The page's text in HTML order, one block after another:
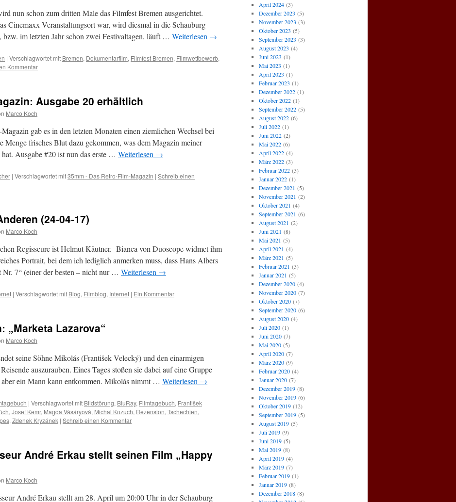
nun schon zum dritten Male das Filmfest Bremen ausgerichtet.
Cinemaxx Veranstaltungsort war, wird diesmal in die Schauburg
bzw. im letzten Jahr schon zwei Festivaltagen, läuft … Weiterlesen →
| Verschlagwortet mit Bremen, Dokumentarfilm, Filmfest Bremen, Filmwettbewerb,
Kommentar
Ausgabe 20 erhältlich
Marco Koch
gab es in den letzten Monaten einen ziemlichen Wechsel bei
Menge frisches Blut dazu gekommen, was dem Magazin meiner
Ausgabe #20 ist nun das erste … Weiterlesen →
| Verschlagwortet mit35mm - Das Retro-Film-Magazin | Schreib einen
(24-04-17)
Marco Koch
Regisseure ist Helmut Käutner. Bianca von Duoscope widmet ihm
Portrait, bei dem ich lediglich anmerken muss, dass Hans Albers
Nr. 7“ (einer der besten – nicht nur … Weiterlesen →
| Verschlagwortet mit Blog, Filmblog, Internet | Ein Kommentar
„Marketa Lazarova“
Marco Koch
seine Söhne Mikolás (František Velecký) und den einarmigen
auszurauben. Eines Tages stoßen sie dabei auf eine Gruppe
aber ein Mann kann entkommen. Mikolás nimmt … Weiterlesen →
| Verschlagwortet mit Bildstörung, BluRay, Filmtagebuch, František
, Josef Kemr, Magda Vásáryová, Michal Kozuch, Rezension, Tschechien,
, Zdenek Kryzánek | Schreib einen Kommentar
André Erkau stellt seinen Film „Happy
Marco Koch
André Erkau stellt am 28. April um 20:00 Uhr in der Schauburg
April 2024(3)
Dezember 2023 (5)
November 2023 (3)
Oktober 2023 (5)
September 2023 (3)
August 2023 (4)
Juni 2023 (1)
Mai 2023 (1)
April 2023 (1)
Februar 2023 (1)
Dezember 2022(1)
Oktober 2022(1)
September 2022(5)
August 2022(6)
Juli 2022(1)
Juni 2022(2)
Mai 2022(6)
April 2022(4)
März 2022(3)
Februar 2022(3)
Januar 2022(1)
Dezember 2021 (5)
November 2021 (2)
Oktober 2021 (4)
September 2021 (6)
August 2021 (2)
Juni 2021 (8)
Mai 2021 (5)
April 2021 (4)
März 2021 (5)
Februar 2021 (3)
Januar 2021 (5)
Dezember 2020(4)
November 2020(7)
Oktober 2020(7)
September 2020(6)
August 2020(4)
Juli 2020(1)
Juni 2020(7)
Mai 2020(5)
April 2020(7)
März 2020(9)
Februar 2020(4)
Januar 2020(7)
Dezember 2019(8)
November 2019(6)
Oktober 2019(12)
September 2019(5)
August 2019(5)
Juli 2019(9)
Juni 2019(5)
Mai 2019(8)
April 2019(4)
März 2019(7)
Februar 2019(1)
Januar 2019(8)
Dezember 2018(8)